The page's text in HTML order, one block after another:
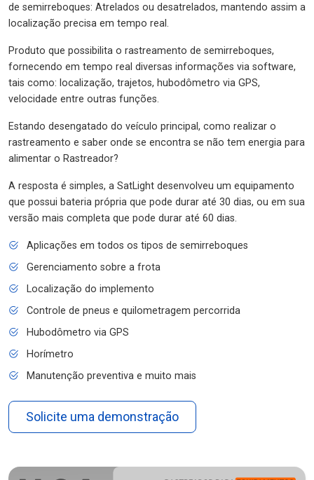
de semirreboques: Atrelados ou desatrelados, mantendo assim a
localização precisa em tempo real.
Produto que possibilita o rastreamento de semirreboques,
fornecendo em tempo real diversas informações via software,
tais como: localização, trajetos, hubodômetro via GPS,
velocidade entre outras funções.
Estando desengatado do veículo principal, como realizar o
rastreamento e saber onde se encontra se não tem energia para
alimentar o Rastreador?
A resposta é simples, a SatLight desenvolveu um equipamento
que possui bateria própria que pode durar até 30 dias, ou em sua
versão mais completa que pode durar até 60 dias.
Aplicações em todos os tipos de semirreboques
Gerenciamento sobre a frota
Localização do implemento
Controle de pneus e quilometragem percorrida
Hubodômetro via GPS
Horímetro
Manutenção preventiva e muito mais
Solicite uma demonstração